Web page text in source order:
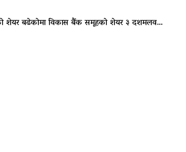
शेयर बढेकोमा विकास बैंक समूहको शेयर ३ दशमलव…